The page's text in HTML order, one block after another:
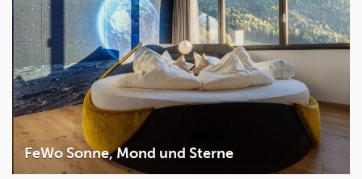
FeWo Sonne, Mond und Sterne